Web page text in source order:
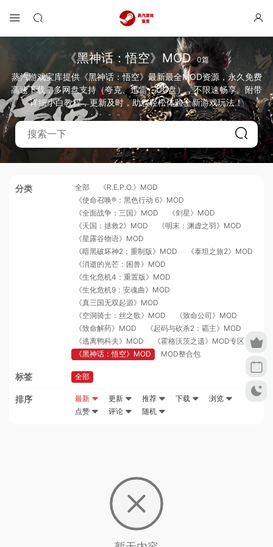
《黑神话：悟空》MOD 0篇
蒸汽游戏宝库提供《黑神话：悟空》最新最全MOD资源，永久免费
高速下载，多网盘支持（夸克、迅雷、UC盘），不限速畅享。附带
详细小白教程，更新及时，助您轻松体验全新游戏玩法！
分类 全部
《R.E.P.O.》MOD
《使命召唤®：黑色行动 6》MOD
《全面战争：三国》MOD
《剑星》MOD
《天国：拯救2》MOD
《明末：渊虚之羽》MOD
《星露谷物语》MOD
《暗黑破坏神2：重制版》MOD
《泰坦之旅2》MOD
《消逝的光芒：困兽》MOD
《生化危机4：重置版》MOD
《生化危机9：安魂曲》MOD
《真三国无双起源》MOD
《空洞骑士：丝之歌》MOD
《致命公司》MOD
《致命解药》MOD
《起码与砍杀2：霸主》MOD
《逃离鸭科夫》MOD
《霍格沃茨之遗》MOD专区
《黑神话：悟空》MOD
MOD整合包
标签 全部
排序 最新 更新 推荐 下载
浏览
点赞
评论 随机